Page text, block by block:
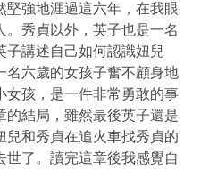
堅強地涯過這六年，在我眼
。秀貞以外，英子也是一名
子講述自己如何認識妞兒
名六歲的女孩子奮不顧身地
女孩，是一件非常勇敢的事
的結局，雖然最後英子還是
兒和秀貞在追火車找秀貞的
了。讀完這章後我感覺自